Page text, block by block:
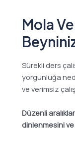
Mola
Sürekli ders
yorgunluğa
ve verimsiz
Düzenli
dinlenmesini